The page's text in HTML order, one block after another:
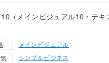
（メインビジュアル10・テキ
メインビジュアル
シンプルビジネス